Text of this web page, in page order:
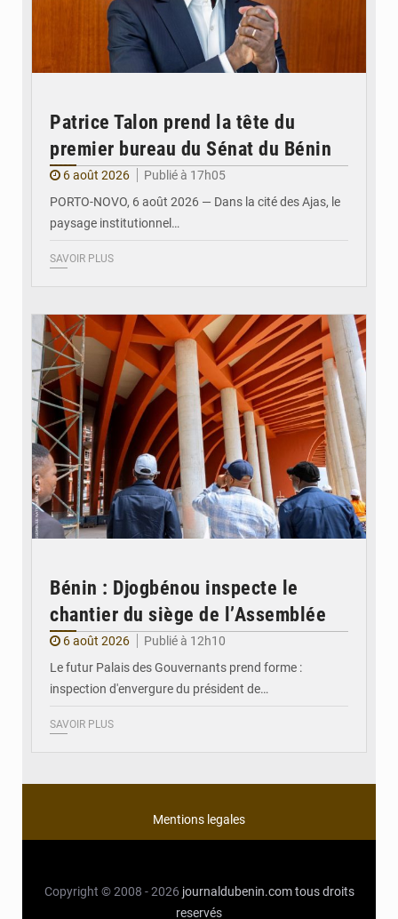
Patrice Talon prend la tête du
premier bureau du Sénat du Bénin
6 août 2026
Publié à 17h05
PORTO-NOVO, 6 août 2026 — Dans la cité des Ajas, le
paysage institutionnel…
SAVOIR PLUS
Bénin : Djogbénou inspecte le
chantier du siège de l’Assemblée
6 août 2026
Publié à 12h10
Le futur Palais des Gouvernants prend forme :
inspection d'envergure du président de…
SAVOIR PLUS
Mentions legales
Copyright © 2008 - 2026 journaldubenin.com tous droits
reservés